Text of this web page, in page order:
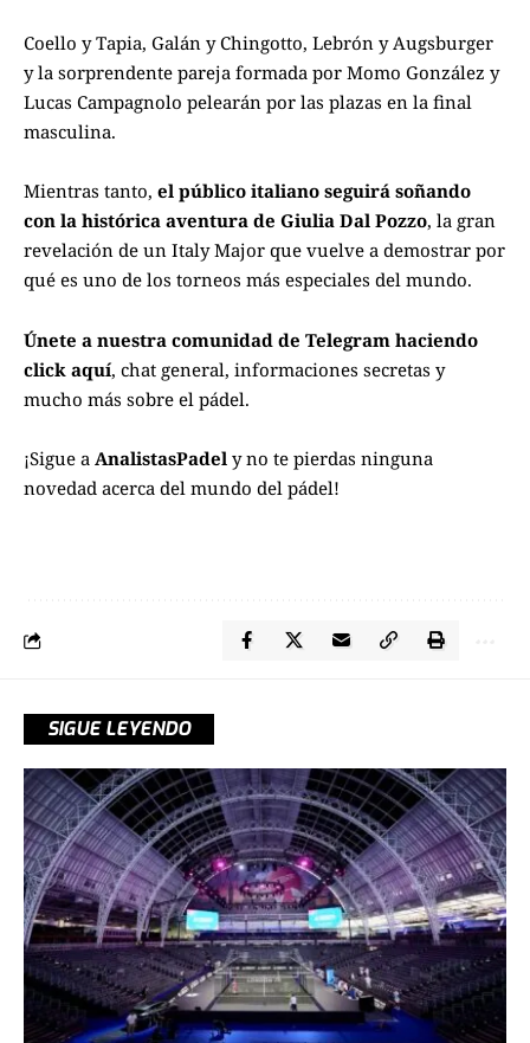
Coello y Tapia, Galán y Chingotto, Lebrón y Augsburger
y la sorprendente pareja formada por Momo González y
Lucas Campagnolo pelearán por las plazas en la final
masculina.
Mientras tanto, el público italiano seguirá soñando
con la histórica aventura de Giulia Dal Pozzo, la gran
revelación de un Italy Major que vuelve a demostrar por
qué es uno de los torneos más especiales del mundo.
Únete a nuestra comunidad de Telegram haciendo
click aquí, chat general, informaciones secretas y
mucho más sobre el pádel.
¡Sigue a AnalistasPadel y no te pierdas ninguna
novedad acerca del mundo del pádel!
SIGUE LEYENDO